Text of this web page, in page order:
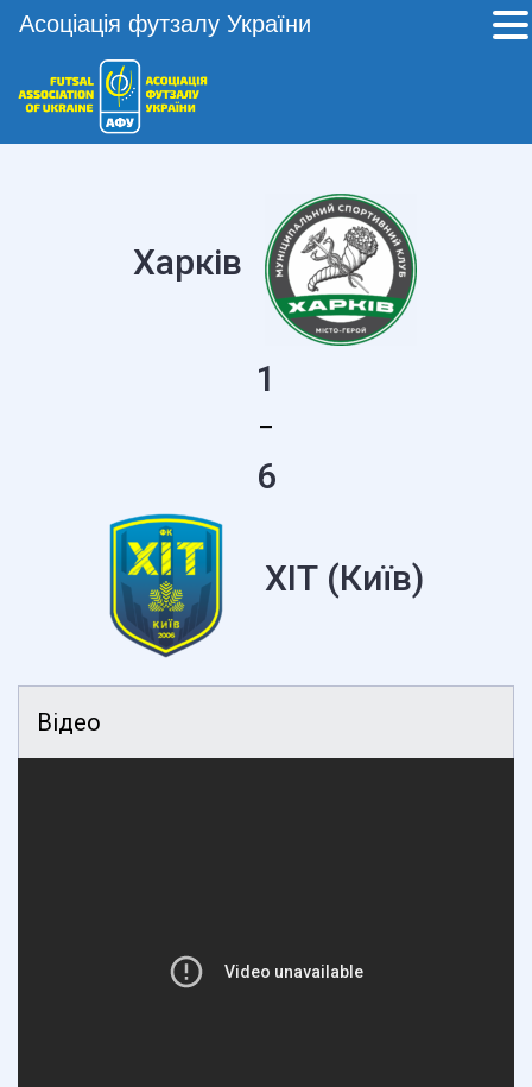
Харків
1
—
6
ХІТ (Київ)
Відео
Асоціація футзалу України